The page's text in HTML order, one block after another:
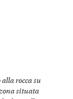
rocca su
situata